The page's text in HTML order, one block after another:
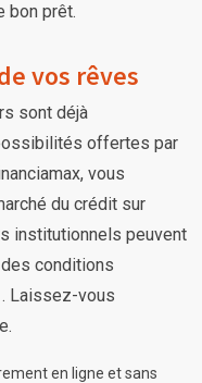
bon prêt.
vos rêves
sont déjà
offertes par
vous
du crédit sur
institutionnels peuvent
conditions
Laissez-vous
en ligne et sans